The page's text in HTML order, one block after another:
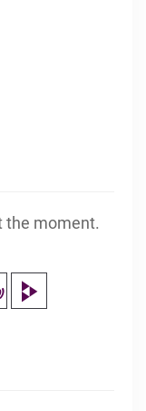
the moment.